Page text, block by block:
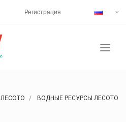
Регистрация
ЛЕСОТО ВОДНЫЕ РЕСУРСЫ ЛЕСОТО